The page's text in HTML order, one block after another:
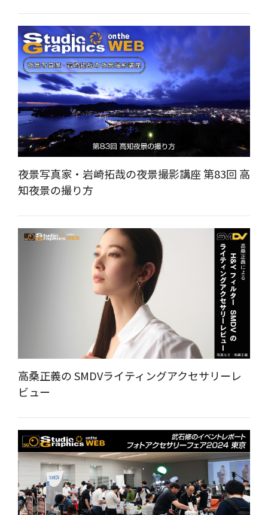
夜景写真家・岩崎拓哉の夜景撮影講座 第83回 高
知夜景の撮り方
高桑正義の SMDVライティングアクセサリーレ
ビュー